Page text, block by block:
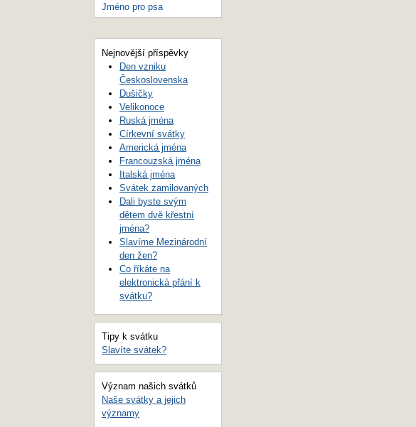
Jméno pro psa
Nejnovější příspěvky
Den vzniku
Československa
Dušičky
Velikonoce
Ruská jména
Církevní svátky
Americká jména
Francouzská jména
Italská jména
Svátek zamilovaných
Dali byste svým
dětem dvě křestní
jména?
Slavíme Mezinárodní
den žen?
Co říkáte na
elektronická přání k
svátku?
Tipy k svátku
Slavíte svátek?
Význam našich svátků
Naše svátky a jejich
významy